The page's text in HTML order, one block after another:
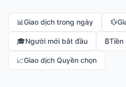
📊Giao dịch trong ngày 💱
🎓Người mới bắt đầu ₿Tiền
📈Giao dịch Quyền chọn